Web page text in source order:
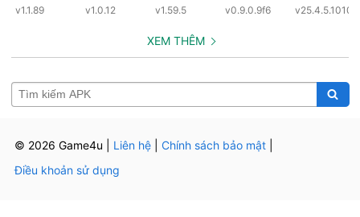
v1.1.89
Edition
v1.0.12 v1.59.5 v0.9.0.9f6 v25.4.5.10109
XEM THÊM
© 2026 Game4u Liên hệ| Chính sách bảo mật|
Điều khoản sử dụng